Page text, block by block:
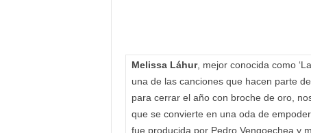
Melissa Láhur, mejor conocida como
una de las canciones que hacen parte
para cerrar el año con broche de oro,
que se convierte en una oda de
fue producida por Pedro Vengoechea y